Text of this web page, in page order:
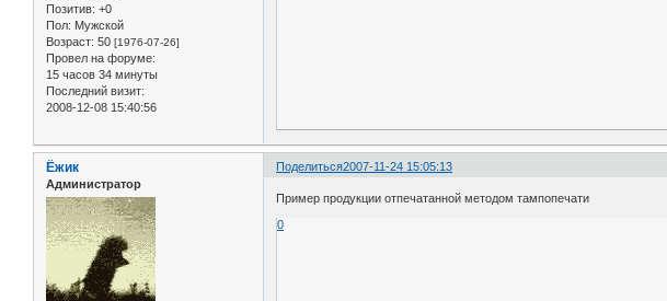
Позитив: +0
Пол: Мужской
Возраст: 50 [1976-07-26]
Провел на форуме:
15 часов 34 минуты
Последний визит:
2008-12-08 15:40:56
Поделиться2007-11-24 15:05:13
Ёжик
Администратор
Пример продукции отпечатанной методом тампопечати
0